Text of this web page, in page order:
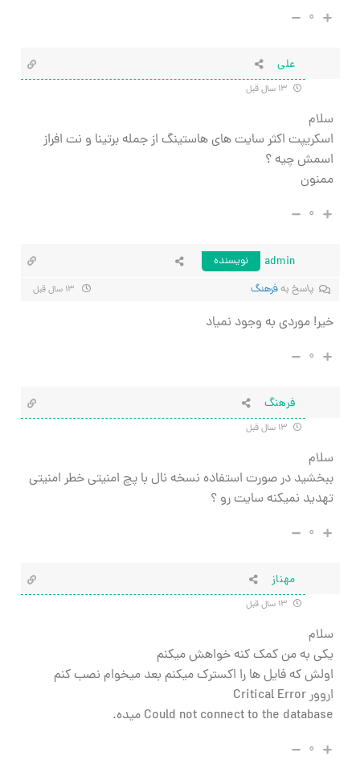
۰
علی
سلام
اسکریپت اکثر سایت های هاستینگ از جمله برتینا و نت افراز
اسمش چیه ؟
ممنون
۰
admin
نویسنده
پاسخ بهفرهنگ
خیر! موردی به وجود نمیاد
۰
فرهنگ
سلام
ببخشید در صورت استفاده نسخه نال با پچ امنیتی خطر امنیتی
تهدید نمیکنه سایت رو ؟
۰
مهناز
سلام
یکی به من کمک کنه خواهش میکنم
اولش که فایل ها را اکسترک میکنم بعد میخوام نصب کنم
اروور Critical Error
Could not connect to the database میده.
۰